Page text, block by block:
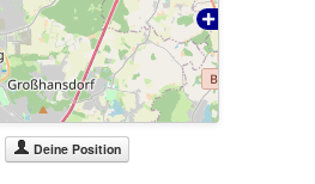
Deine Position